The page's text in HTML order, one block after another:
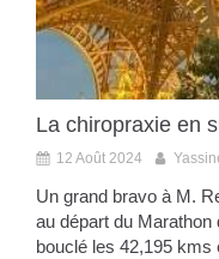
La chiropraxie en
12 Août 2024
Un grand bravo à M.
au départ du
bouclé les 42,195 kms